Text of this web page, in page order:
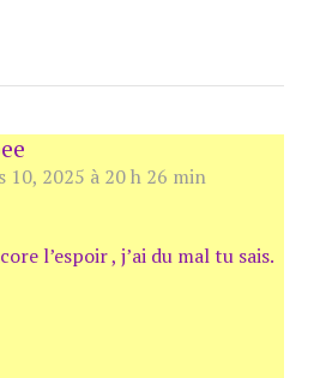
10, 2025 à 20 h 26 min
l’espoir , j’ai du mal tu sais.